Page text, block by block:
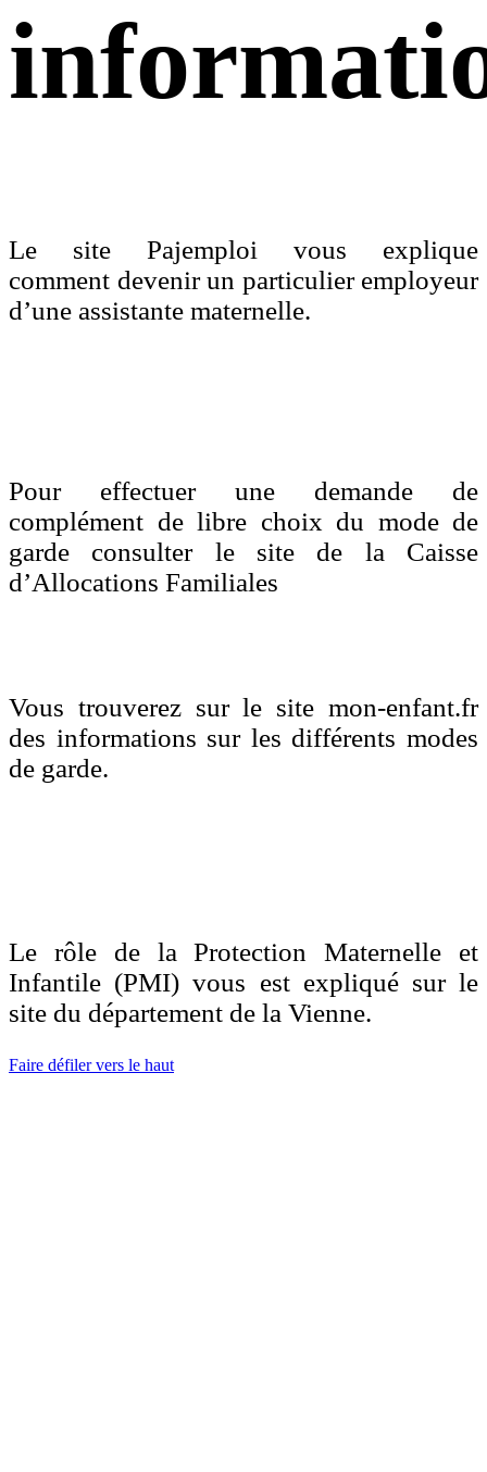
Le site Pajemploi vous explique
comment devenir un particulier employeur
d’une assistante maternelle.
Pour effectuer une demande de
complément de libre choix du mode de
garde consulter le site de la Caisse
d’Allocations Familiales
Vous trouverez sur le site mon-enfant.fr
des informations sur les différents modes
de garde.
Le rôle de la Protection Maternelle et
Infantile (PMI) vous est expliqué sur le
site du département de la Vienne.
Faire défiler vers le haut